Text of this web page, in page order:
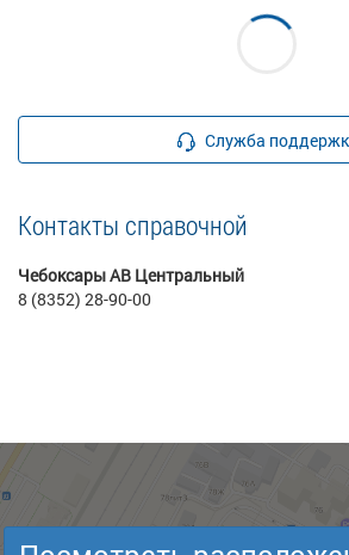
Служба
Контакты справочной
Чебоксары АВ Центральный
8 (8352) 28-90-00